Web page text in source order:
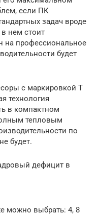
если ПК
задач вроде
нем стоит
на профессиональное
будет
с маркировкой T
технология
в компактном
тепловым
по
будет.
дефицит в
можно выбрать: 4, 8